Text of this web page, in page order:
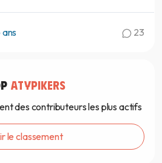
ans 23
ATYPIKERS
des contributeurs les plus actifs
le classement